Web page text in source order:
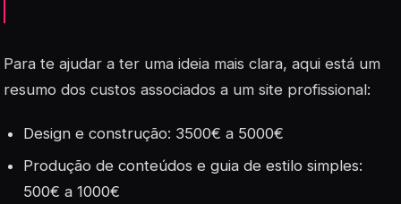
Para te ajudar a ter uma ideia mais clara, aqui está um
resumo dos custos associados a um site profissional:
Design e construção: 3500€ a 5000€
Produção de conteúdos e guia de estilo simples:
500€ a 1000€